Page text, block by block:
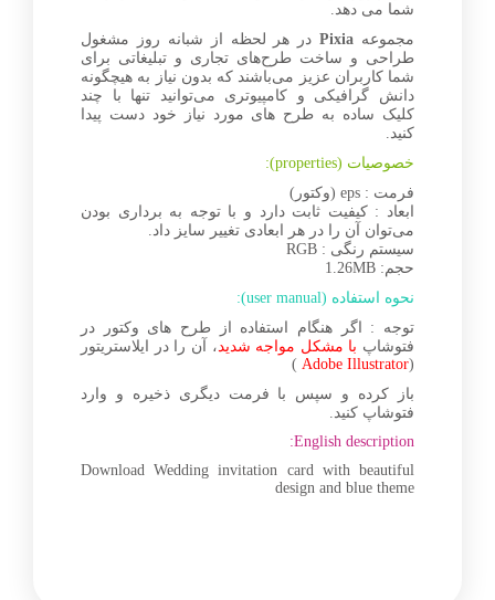
شما می دهد.
مجموعه Pixia در هر لحظه از شبانه روز مشغول
طراحی و ساخت طرح‌های تجاری و تبلیغاتی برای
شما کاربران عزیز می‌باشند که بدون نیاز به هیچگونه
دانش گرافیکی و کامپیوتری می‌توانید تنها با چند
کلیک ساده به طرح های مورد نیاز خود دست پیدا
کنید.
خصوصیات (properties):
فرمت : eps (وکتور)
ابعاد : کیفیت ثابت دارد و با توجه به برداری بودن
می‌توان آن را در هر ابعادی تغییر سایز داد.
سیستم رنگی : RGB
حجم: 1.26MB
نحوه استفاده (user manual):
توجه : اگر هنگام استفاده از طرح های وکتور در
فتوشاپ با مشکل مواجه شدید، آن را در ایلاستریتور
(
Adobe Illustrator
)
باز کرده و سپس با فرمت دیگری ذخیره و وارد
فتوشاپ کنید.
English description:
Download Wedding invitation card with beautiful
design and blue theme